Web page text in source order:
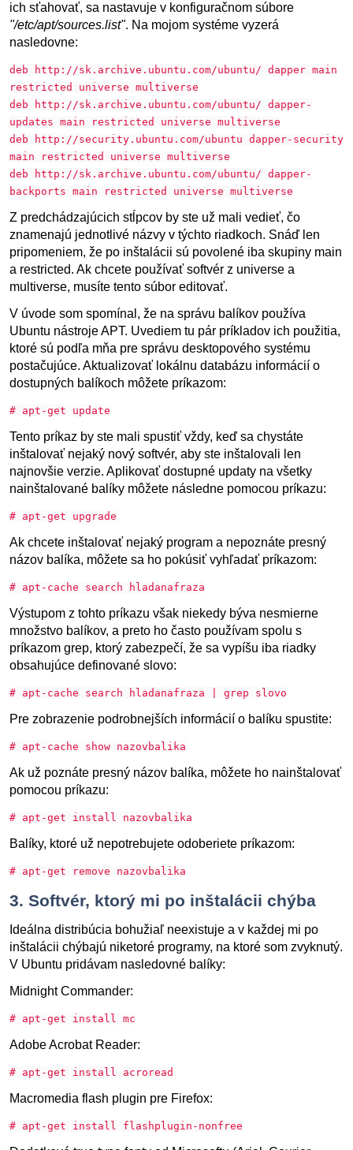
ich sťahovať, sa nastavuje v konfiguračnom súbore
"/etc/apt/sources.list". Na mojom systéme vyzerá
nasledovne:
deb http://sk.archive.ubuntu.com/ubuntu/ dapper main
restricted universe multiverse
deb http://sk.archive.ubuntu.com/ubuntu/ dapper-
updates main restricted universe multiverse
deb http://security.ubuntu.com/ubuntu dapper-security
main restricted universe multiverse
deb http://sk.archive.ubuntu.com/ubuntu/ dapper-
backports main restricted universe multiverse
Z predchádzajúcich stĺpcov by ste už mali vedieť, čo
znamenajú jednotlivé názvy v týchto riadkoch. Snáď len
pripomeniem, že po inštalácii sú povolené iba skupiny main
a restricted. Ak chcete používať softvér z universe a
multiverse, musíte tento súbor editovať.
V úvode som spomínal, že na správu balíkov používa
Ubuntu nástroje APT. Uvediem tu pár príkladov ich použitia,
ktoré sú podľa mňa pre správu desktopového systému
postačujúce. Aktualizovať lokálnu databázu informácií o
dostupných balíkoch môžete príkazom:
# apt-get update
Tento príkaz by ste mali spustiť vždy, keď sa chystáte
inštalovať nejaký nový softvér, aby ste inštalovali len
najnovšie verzie. Aplikovať dostupné updaty na všetky
nainštalované balíky môžete následne pomocou príkazu:
# apt-get upgrade
Ak chcete inštalovať nejaký program a nepoznáte presný
názov balíka, môžete sa ho pokúsiť vyhľadať príkazom:
# apt-cache search hladanafraza
Výstupom z tohto príkazu však niekedy býva nesmierne
množstvo balíkov, a preto ho často používam spolu s
príkazom grep, ktorý zabezpečí, že sa vypíšu iba riadky
obsahujúce definované slovo:
# apt-cache search hladanafraza | grep slovo
Pre zobrazenie podrobnejších informácií o balíku spustite:
# apt-cache show nazovbalika
Ak už poznáte presný názov balíka, môžete ho nainštalovať
pomocou príkazu:
# apt-get install nazovbalika
Balíky, ktoré už nepotrebujete odoberiete príkazom:
# apt-get remove nazovbalika
3. Softvér, ktorý mi po inštalácii chýba
Ideálna distribúcia bohužiaľ neexistuje a v každej mi po
inštalácii chýbajú niketoré programy, na ktoré som zvyknutý.
V Ubuntu pridávam nasledovné balíky:
Midnight Commander:
# apt-get install mc
Adobe Acrobat Reader:
# apt-get install acroread
Macromedia flash plugin pre Firefox:
# apt-get install flashplugin-nonfree